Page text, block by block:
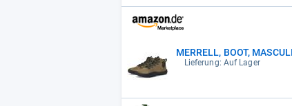
MERRELL, BOOT,
Lieferung: Auf Lager